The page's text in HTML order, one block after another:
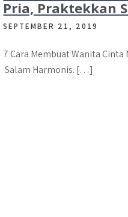
Pria, Praktekkan
SEPTEMBER 21, 2019
7 Cara Membuat Wanita
Salam Harmonis. […]